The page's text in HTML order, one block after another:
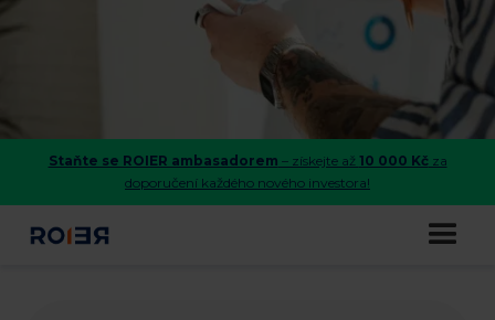
Staňte se ROIER ambasadorem – získejte až 10 000 Kčza
doporučení každého nového investora!
Jakými investičními parametry
se řídí naši klienti